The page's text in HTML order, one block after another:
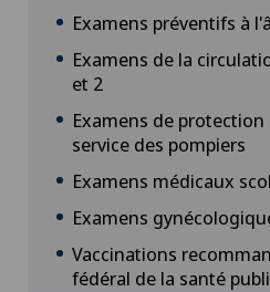
Examens préventifs à
Examens de la
et 2
Examens de
service des pompiers
Examens médicaux
Examens
Vaccinations
fédéral de la santé